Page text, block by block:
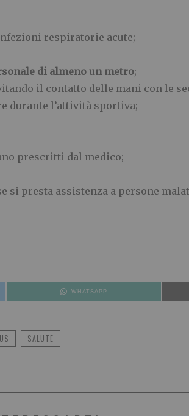
respiratorie acute;
di almeno un metro;
il contatto delle mani con le
durante l’attività sportiva;
prescritti dal medico;
si presta assistenza a persone
WHATSAPP
SALUTE